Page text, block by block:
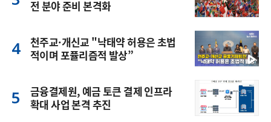
전 분야 준비 본격화
천주교·개신교 "낙태약 허용은 초법
적이며 포퓰리즘적 발상”
금융결제원, 예금 토큰 결제 인프라
확대 사업 본격 추진